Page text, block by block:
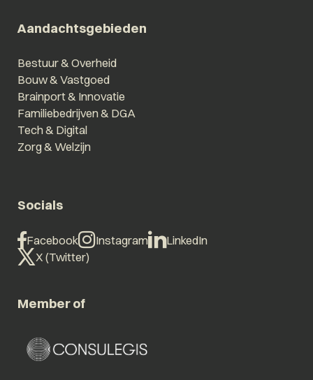
Aandachtsgebieden
Bestuur & Overheid
Bouw & Vastgoed
Brainport & Innovatie
Familiebedrijven & DGA
Tech & Digital
Zorg & Welzijn
Socials
Facebook Instagram
LinkedIn
X (Twitter)
Member of